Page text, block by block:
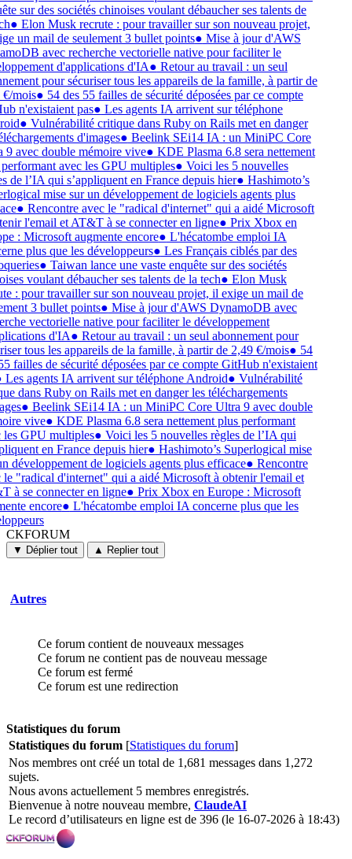
sur des sociétés chinoises voulant débaucher ses talents de
●Elon Musk recrute : pour travailler sur son nouveau projet,
un mail de seulement 3 bullet points●Mise à jour d'AWS
avec recherche vectorielle native pour faciliter le
d'applications d'IA●Retour au travail : un seul
pour sécuriser tous les appareils de la famille, à partir de
mois●54 des 55 failles de sécurité déposées par ce compte
n'existaient pas●Les agents IA arrivent sur téléphone
●Vulnérabilité critique dans Ruby on Rails met en danger
d'images●Beelink SEi14 IA : un MiniPC Core
9 avec double mémoire vive●KDE Plasma 6.8 sera nettement
avec les GPU multiples●Voici les 5 nouvelles
de l’IA qui s’appliquent en France depuis hier●Hashimoto’s
mise sur un développement de logiciels agents plus
●Rencontre avec le "radical d'internet" qui a aidé Microsoft
l'email et AT&T à se connecter en ligne●Prix Xbox en
: Microsoft augmente encore●L'hécatombe emploi IA
plus que les développeurs●Les Français ciblés par des
●Taiwan lance une vaste enquête sur des sociétés
voulant débaucher ses talents de la tech●Elon Musk
: pour travailler sur son nouveau projet, il exige un mail de
3 bullet points●Mise à jour d'AWS DynamoDB avec
vectorielle native pour faciliter le développement
d'IA●Retour au travail : un seul abonnement pour
tous les appareils de la famille, à partir de 2,49 €/mois●54
failles de sécurité déposées par ce compte GitHub n'existaient
Les agents IA arrivent sur téléphone Android●Vulnérabilité
dans Ruby on Rails met en danger les téléchargements
●Beelink SEi14 IA : un MiniPC Core Ultra 9 avec double
vive●KDE Plasma 6.8 sera nettement plus performant
les GPU multiples●Voici les 5 nouvelles règles de l’IA qui
en France depuis hier●Hashimoto’s Superlogical mise
développement de logiciels agents plus efficace●Rencontre
le "radical d'internet" qui a aidé Microsoft à obtenir l'email et
à se connecter en ligne●Prix Xbox en Europe : Microsoft
encore●L'hécatombe emploi IA concerne plus que les
CKFORUM
CKFORUM
Forums
discussions
▼ Déplier tout ▲ Replier tout
Autres
Ce forum contient de nouveaux messages
Ce forum ne contient pas de nouveau message
Ce forum est fermé
Ce forum est une redirection
Statistiques du forum
Statistiques du forum [Statistiques du forum]
Nos membres ont créé un total de 1,681 messages dans 1,272
sujets.
Nous avons actuellement 5 membres enregistrés.
Bienvenue à notre nouveau membre, ClaudeAI
Le record d’utilisateurs en ligne est de 396 (le 16-07-2026 à 18:43)